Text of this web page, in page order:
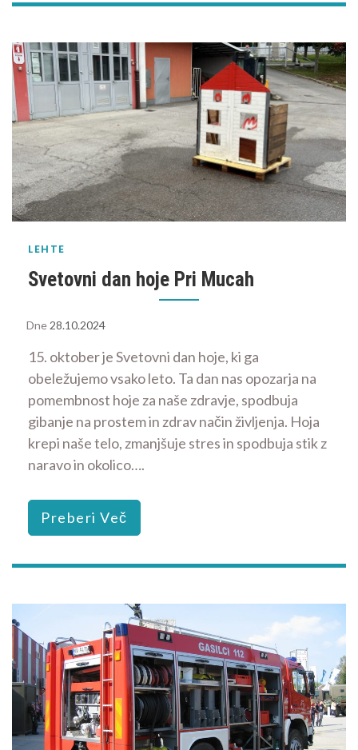
LEHTE
Svetovni dan hoje Pri Mucah
Dne 28.10.2024
15. oktober je Svetovni dan hoje, ki ga
obeležujemo vsako leto. Ta dan nas opozarja na
pomembnost hoje za naše zdravje, spodbuja
gibanje na prostem in zdrav način življenja. Hoja
krepi naše telo, zmanjšuje stres in spodbuja stik z
naravo in okolico….
Preberi Več